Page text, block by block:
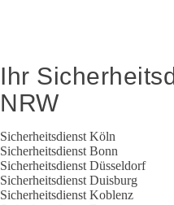
Ihr
NRW
Sicherheitsdienst Köln
Sicherheitsdienst Bonn
Sicherheitsdienst Düsseldorf
Sicherheitsdienst Duisburg
Sicherheitsdienst Koblenz